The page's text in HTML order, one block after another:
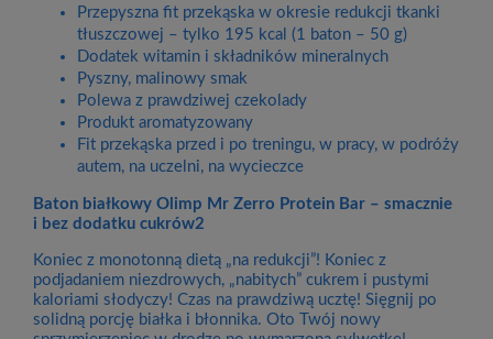
Przepyszna fit przekąska w okresie redukcji tkanki
tłuszczowej – tylko 195 kcal (1 baton – 50 g)
Dodatek witamin i składników mineralnych
Pyszny, malinowy smak
Polewa z prawdziwej czekolady
Produkt aromatyzowany
Fit przekąska przed i po treningu, w pracy, w podróży
autem, na uczelni, na wycieczce
Baton białkowy Olimp Mr Zerro Protein Bar – smacznie
i bez dodatku cukrów2
Koniec z monotonną dietą „na redukcji”! Koniec z
podjadaniem niezdrowych, „nabitych” cukrem i pustymi
kaloriami słodyczy! Czas na prawdziwą ucztę! Sięgnij po
solidną porcję białka i błonnika. Oto Twój nowy